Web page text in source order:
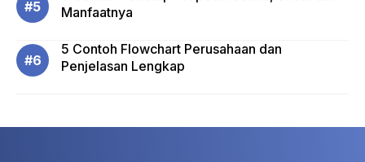
Manfaatnya
5 Contoh Flowchart Perusahaan dan
Penjelasan Lengkap